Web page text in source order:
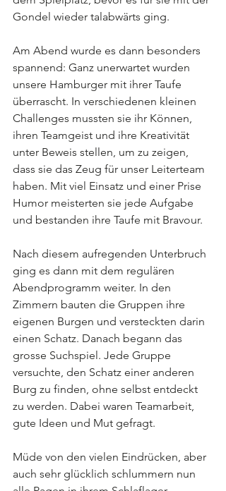
Gondel wieder talabwärts ging.
Am Abend wurde es dann besonders
spannend: Ganz unerwartet wurden
unsere Hamburger mit ihrer Taufe
überrascht. In verschiedenen kleinen
Challenges mussten sie ihr Können,
ihren Teamgeist und ihre Kreativität
unter Beweis stellen, um zu zeigen,
dass sie das Zeug für unser Leiterteam
haben. Mit viel Einsatz und einer Prise
Humor meisterten sie jede Aufgabe
und bestanden ihre Taufe mit Bravour.
Nach diesem aufregenden Unterbruch
ging es dann mit dem regulären
Abendprogramm weiter. In den
Zimmern bauten die Gruppen ihre
eigenen Burgen und versteckten darin
einen Schatz. Danach begann das
grosse Suchspiel. Jede Gruppe
versuchte, den Schatz einer anderen
Burg zu finden, ohne selbst entdeckt
zu werden. Dabei waren Teamarbeit,
gute Ideen und Mut gefragt.
Müde von den vielen Eindrücken, aber
auch sehr glücklich schlummern nun